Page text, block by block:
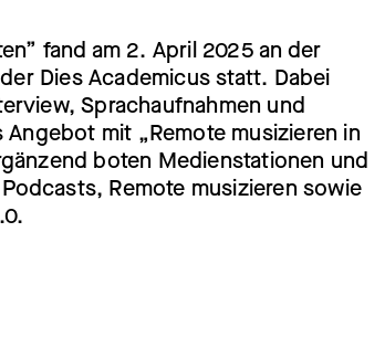
fand am 2. April 2025 an der
Dies Academicus statt. Dabei
Sprachaufnahmen und
mit „Remote musizieren in
boten Medienstationen und
Remote musizieren sowie